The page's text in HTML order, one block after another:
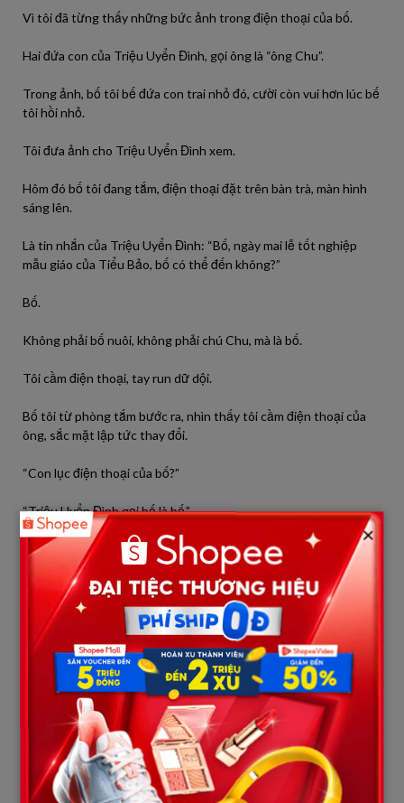
Vì tôi đã từng thấy những bức ảnh trong điện thoại của bố.
Hai đứa con của Triệu Uyển Đình, gọi ông là “ông Chu”.
Trong ảnh, bố tôi bế đứa con trai nhỏ đó, cười còn vui hơn lúc bế
tôi hồi nhỏ.
Tôi đưa ảnh cho Triệu Uyển Đình xem.
Hôm đó bố tôi đang tắm, điện thoại đặt trên bàn trà, màn hình
sáng lên.
Là tin nhắn của Triệu Uyển Đình: “Bố, ngày mai lễ tốt nghiệp
mẫu giáo của Tiểu Bảo, bố có thể đến không?”
Bố.
Không phải bố nuôi, không phải chú Chu, mà là bố.
Tôi cầm điện thoại, tay run dữ dội.
Bố tôi từ phòng tắm bước ra, nhìn thấy tôi cầm điện thoại của
ông, sắc mặt lập tức thay đổi.
“Con lục điện thoại của bố?”
“Triệu Uyển Đình gọi bố là bố.”
“Cô ta… cô ta chỉ là nói đùa thôi.”
“Đùa kiểu đó à?”
“Con nghe bố giải thích…”
“Giải thích cái gì? Giải thích vì sao bố mua nhà học khu cho hai
đứa con của cô ta? Giải thích vì sao bố lập quỹ giáo dục cho
chúng? Giải thích vì sao mỗi năm bố đều đưa chúng đi du lịch?”
Bố tôi sững lại.
“Con… sao con biết những chuyện này?”
×